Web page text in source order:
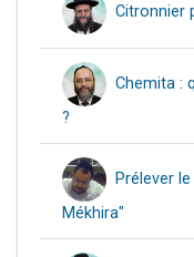
Citronnier
Chemita :
?
Prélever
Mékhira"